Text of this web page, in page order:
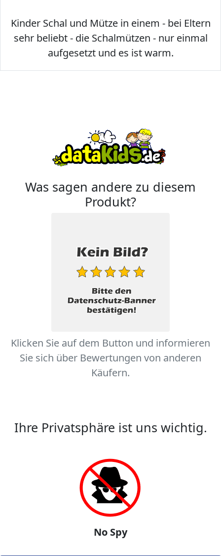
Kinder Schal und Mütze in einem - bei Eltern
sehr beliebt - die Schalmützen - nur einmal
aufgesetzt und es ist warm.
Was sagen andere zu diesem
Produkt?
Klicken Sie auf dem Button und informieren
Sie sich über Bewertungen von anderen
Käufern.
Ihre Privatsphäre ist uns wichtig.
No Spy